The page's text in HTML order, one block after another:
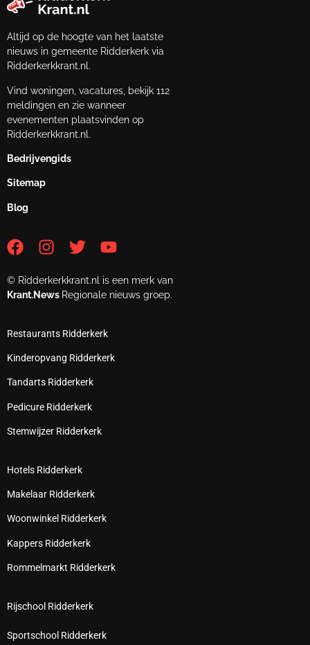
Altijd op de hoogte van het laatste
nieuws in gemeente Ridderkerk via
Ridderkerkkrant.nl.
Vind woningen, vacatures, bekijk 112
meldingen en zie wanneer
evenementen plaatsvinden op
Ridderkerkkrant.nl.
Bedrijvengids
Sitemap
Blog
© Ridderkerkkrant.nl is een merk van
Krant.News Regionale nieuws groep.
Restaurants Ridderkerk
Kinderopvang Ridderkerk
Tandarts Ridderkerk
Pedicure Ridderkerk
Stemwijzer Ridderkerk
Hotels Ridderkerk
Makelaar Ridderkerk
Woonwinkel Ridderkerk
Kappers Ridderkerk
Rommelmarkt Ridderkerk
Rijschool Ridderkerk
Sportschool Ridderkerk